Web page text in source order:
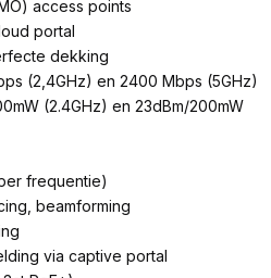
access points
portal
dekking
(2,4GHz) en 2400 Mbps (5GHz)
(2.4GHz) en 23dBm/200mW
frequentie)
beamforming
via captive portal